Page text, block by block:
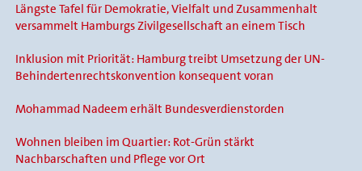
Längste Tafel für Demokratie, Vielfalt und Zusammenhalt
versammelt Hamburgs Zivilgesellschaft an einem Tisch
Inklusion mit Priorität: Hamburg treibt Umsetzung der UN-
Behindertenrechtskonvention konsequent voran
Mohammad Nadeem erhält Bundesverdienstorden
Wohnen bleiben im Quartier: Rot-Grün stärkt
Nachbarschaften und Pflege vor Ort